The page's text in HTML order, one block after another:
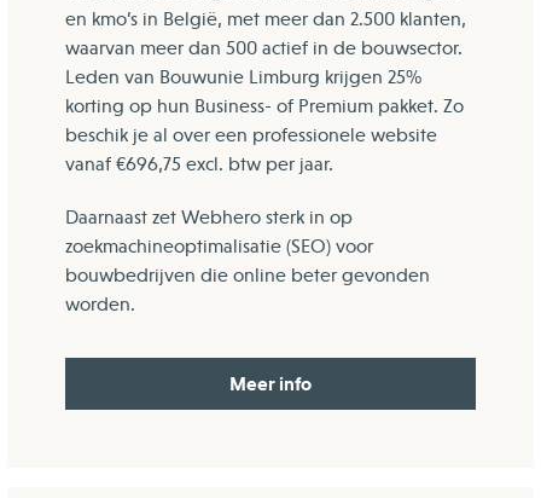
en kmo’s in België, met meer dan 2.500 klanten,
waarvan meer dan 500 actief in de bouwsector.
Leden van Bouwunie Limburg krijgen 25%
korting op hun Business- of Premium pakket. Zo
beschik je al over een professionele website
vanaf €696,75 excl. btw per jaar.
Daarnaast zet Webhero sterk in op
zoekmachineoptimalisatie (SEO) voor
bouwbedrijven die online beter gevonden
worden.
Meer info